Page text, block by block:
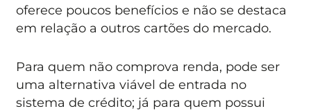
oferece poucos benefícios e não se destaca
em relação a outros cartões do mercado.
Para quem não comprova renda, pode ser
uma alternativa viável de entrada no
sistema de crédito; já para quem possui